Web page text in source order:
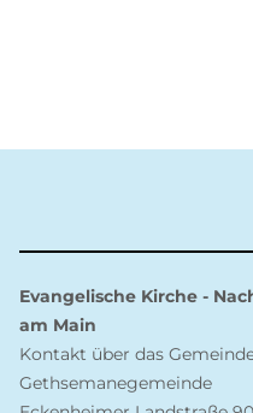
Evangelische Kirche -
am Main
Kontakt über das
Gethsemanegemeinde